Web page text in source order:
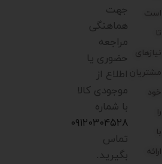
است
تا
نیازهای
مشتریان
خود
را
با
ارائه
جهت
هماهنگی
مراجعه
حضوری یا
اطلاع از
موجودی کالا
با شماره
۰۹۱۲۰۳۰۴۵۲۸
تماس
بگیرید.